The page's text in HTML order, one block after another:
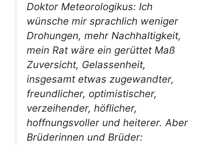
Doktor Meteorologikus: Ich
wünsche mir sprachlich weniger
Drohungen, mehr Nachhaltigkeit,
mein Rat wäre ein gerüttet Maß
Zuversicht, Gelassenheit,
insgesamt etwas zugewandter,
freundlicher, optimistischer,
verzeihender, höflicher,
hoffnungsvoller und heiterer. Aber
Brüderinnen und Brüder: